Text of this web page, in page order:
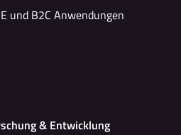
und B2C Anwendungen
& Entwicklung